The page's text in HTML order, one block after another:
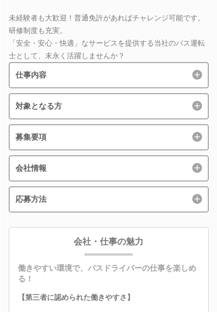
未経験者も大歓迎！普通免許があればチャレンジ可能です。
研修制度も充実。
「安全・安心・快適」なサービスを提供する当社のバス運転
士として、末永く活躍しませんか？
仕事内容
対象となる方
募集要項
会社情報
応募方法
会社・仕事の魅力
働きやすい環境で、バスドライバーの仕事を楽しめ
る！
【第三者に認められた働きやすさ】